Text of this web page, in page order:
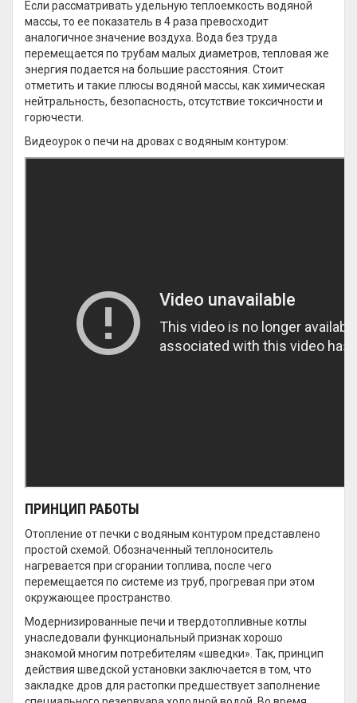
Если рассматривать удельную теплоемкость водяной
массы, то ее показатель в 4 раза превосходит
аналогичное значение воздуха. Вода без труда
перемещается по трубам малых диаметров, тепловая же
энергия подается на большие расстояния. Стоит
отметить и такие плюсы водяной массы, как химическая
нейтральность, безопасность, отсутствие токсичности и
горючести.
Видеоурок о печи на дровах с водяным контуром:
ПРИНЦИП РАБОТЫ
Отопление от печки с водяным контуром представлено
простой схемой. Обозначенный теплоноситель
нагревается при сгорании топлива, после чего
перемещается по системе из труб, прогревая при этом
окружающее пространство.
Модернизированные печи и твердотопливные котлы
унаследовали функциональный признак хорошо
знакомой многим потребителям «шведки». Так, принцип
действия шведской установки заключается в том, что
закладке дров для растопки предшествует заполнение